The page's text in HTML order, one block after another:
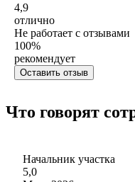
4,9
отлично
Не работает с отзывами
100%
рекомендует
Оставить отзыв
Что говорят
Начальник участка
5,0